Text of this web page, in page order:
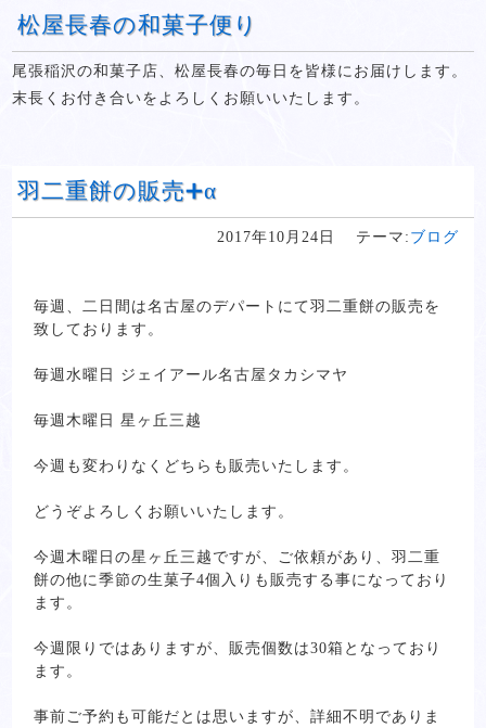
松屋長春の和菓子便り
尾張稲沢の和菓子店、松屋長春の毎日を皆様にお届けします。
末長くお付き合いをよろしくお願いいたします。
羽二重餅の販売➕α
2017年10月24日 テーマ: ブログ
毎週、二日間は名古屋のデパートにて羽二重餅の販売を
致しております。
毎週水曜日 ジェイアール名古屋タカシマヤ
毎週木曜日 星ヶ丘三越
今週も変わりなくどちらも販売いたします。
どうぞよろしくお願いいたします。
今週木曜日の星ヶ丘三越ですが、ご依頼があり、羽二重
餅の他に季節の生菓子4個入りも販売する事になっており
ます。
今週限りではありますが、販売個数は30箱となっており
ます。
事前ご予約も可能だとは思いますが、詳細不明でありま